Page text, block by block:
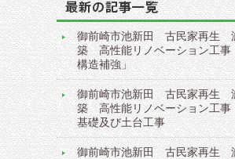
御前崎市池新田 古民家再生
築 高性能リノベーション工事
構造補強」
御前崎市池新田 古民家再生
築 高性能リノベーション工
基礎及び土台工事
御前崎市池新田 古民家再生